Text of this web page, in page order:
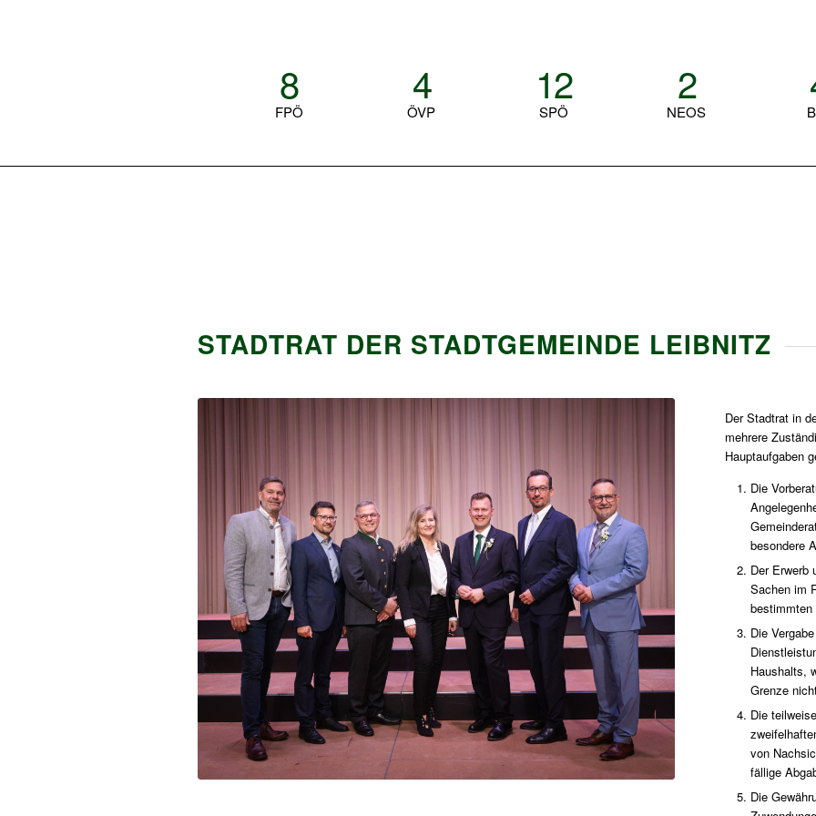
8
FPÖ
4
ÖVP
12
SPÖ
2
NEOS
STADTRAT DER STADTGEMEINDE LEIBNITZ
Der Stadtrat in
mehrere
Hauptaufgaben
Die
besondere
Der Erwerb
Sachen im
bestimmten
Die
Haushalts,
Grenze
Die
von
fällige
Die